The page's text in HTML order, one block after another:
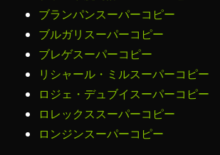
ブランパンスーパーコピー
ブルガリスーパーコピー
ブレゲスーパーコピー
リシャール・ミルスーパーコピー
ロジェ・デュブイスーパーコピー
ロレックススーパーコピー
ロンジンスーパーコピー